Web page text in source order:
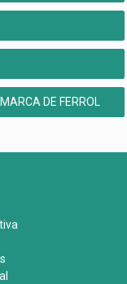
DE FERROL